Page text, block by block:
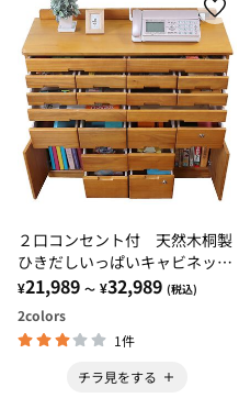
２口コンセント付 天然木桐製
ひきだしいっぱいキャビネッ
ト 桐製マルチラック
¥21,989 ～ ¥32,989 (税込)
2colors
1件
チラ見をする